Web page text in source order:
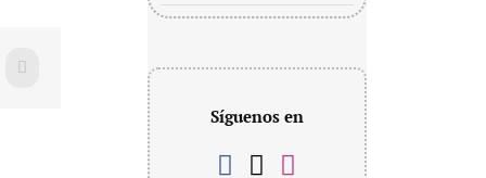
WhatsApp
Síguenos en